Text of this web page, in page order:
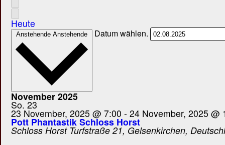
Heute
Anstehende Anstehende Datum wählen.
November 2025
So. 23
23 November, 2025 @ 7:00 - 24 November, 2025 @
Pott Phantastik Schloss Horst
Schloss Horst Turfstraße 21, Gelsenkirchen,